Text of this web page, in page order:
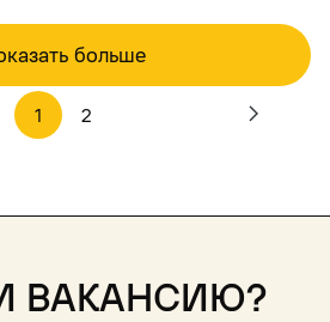
больше
1 2
вакансию?